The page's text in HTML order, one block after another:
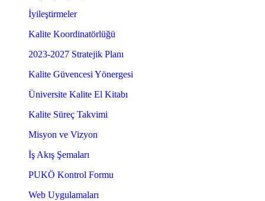
İyileştirmeler
Kalite Koordinatörlüğü
2023-2027 Stratejik Planı
Kalite Güvencesi Yönergesi
Üniversite Kalite El Kitabı
Kalite Süreç Takvimi
Misyon ve Vizyon
İş Akış Şemaları
PUKÖ Kontrol Formu
Web Uygulamaları